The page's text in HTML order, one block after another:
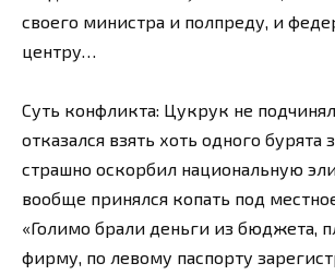
своего министра и полпреду, и
центру…
Суть конфликта: Цукрук не
отказался взять хоть одного
страшно оскорбил национальную
вообще принялся копать под
«Голимо брали деньги из бюджета,
фирму, по левому паспорту